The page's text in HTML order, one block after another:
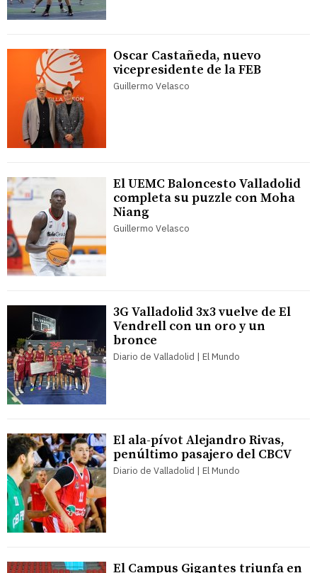
Oscar Castañeda, nuevo
vicepresidente de la FEB
Guillermo Velasco
El UEMC Baloncesto Valladolid
completa su puzzle con Moha
Niang
Guillermo Velasco
3G Valladolid 3x3 vuelve de El
Vendrell con un oro y un
bronce
Diario de Valladolid | El Mundo
El ala-pívot Alejandro Rivas,
penúltimo pasajero del CBCV
Diario de Valladolid | El Mundo
El Campus Gigantes triunfa en